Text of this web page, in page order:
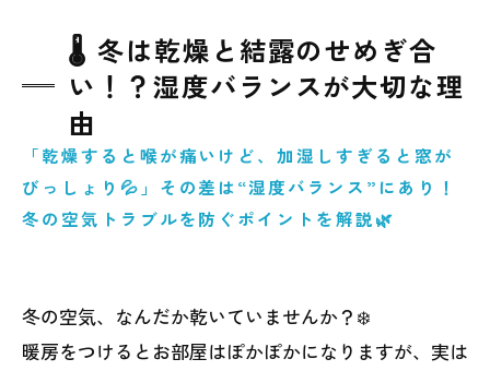
🌡️ 冬は乾燥と結露のせめぎ合
い！？湿度バランスが大切な理
由
「乾燥すると喉が痛いけど、加湿しすぎると窓が
びっしょり💦」その差は“湿度バランス”にあり！
冬の空気トラブルを防ぐポイントを解説🌿
冬の空気、なんだか乾いていませんか？❄️
暖房をつけるとお部屋はぽかぽかになりますが、実は